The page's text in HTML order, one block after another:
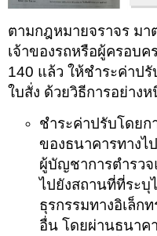
ตามกฎหมายจราจร มา
เจ้าของรถหรือผู้ครอบค
140 แล้ว ให้ชำระค่าป
ใบสั่ง ด้วยวิธีการอย่าง
ชำระค่าปรับโดยก
ของธนาคารทางไ
ผู้บัญชาการตำรว
ไปยังสถานที่ที่ระบุ
ธุรกรรมทางอิเล็ก
อื่น โดยผ่านธนาค